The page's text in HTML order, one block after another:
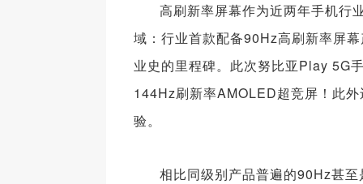
高刷新率屏幕作为近两年手机行
域：行业首款配备90Hz高刷新率屏
业史的里程碑。此次努比亚Play 5G
144Hz刷新率AMOLED超竞屏！此
验。
相比同级别产品普遍的90Hz甚